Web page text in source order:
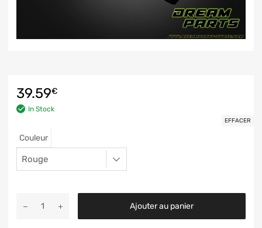
39.59€
In Stock
Couleur
EFFACER
Ajouter au panier